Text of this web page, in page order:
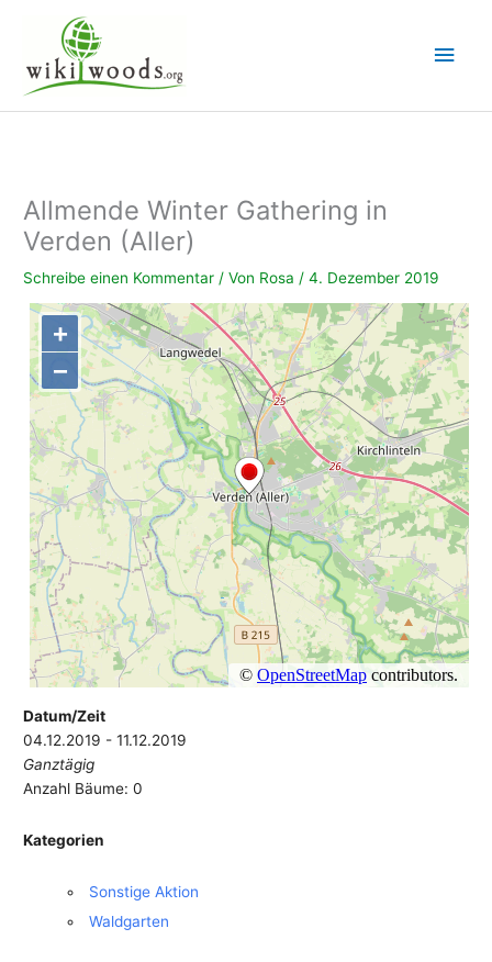
springen
Allmende Winter Gathering in
Verden (Aller)
Schreibe einen Kommentar / Von Rosa /4. Dezember 2019
Datum/Zeit
04.12.2019 - 11.12.2019
Ganztägig
Anzahl Bäume: 0
Kategorien
Sonstige Aktion
Waldgarten